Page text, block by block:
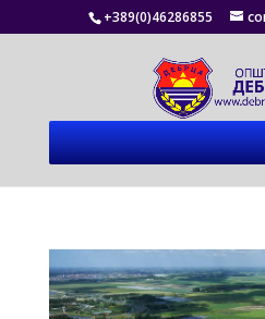
+389(0)46286855